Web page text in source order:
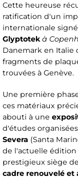
Cette heureuse
ratification d'un
internationale signé
Glyptotek à
Danemark en Italie
fragments de
trouvées à Genève.
Une première
ces matériaux
abouti à une
d'études
Severa (Santa
de l'actuelle édition
prestigieux siège
cadre renouvelé et